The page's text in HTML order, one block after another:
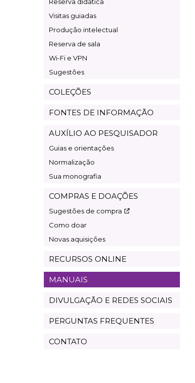
Visitas guiadas
Produção intelectual
Reserva de sala
Wi-Fi e VPN
Sugestões
COLEÇÕES
FONTES DE INFORMAÇÃO
AUXÍLIO AO PESQUISADOR
Guias e orientações
Normalização
Sua monografia
COMPRAS E DOAÇÕES
Sugestões de compra
Como doar
Novas aquisições
RECURSOS ONLINE
MANUAIS
DIVULGAÇÃO E REDES SOCIAIS
PERGUNTAS FREQUENTES
CONTATO